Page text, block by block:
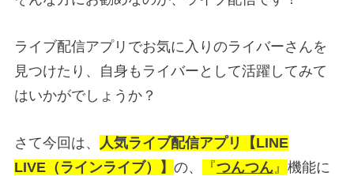
ライブ配信アプリでお気に入りのライバーさんを
見つけたり、自身もライバーとして活躍してみて
はいかがでしょうか？
さて今回は、
人気ライブ配信アプリ【LINE
LIVE（ラインライブ）】 の、 『つんつん 』 機能に